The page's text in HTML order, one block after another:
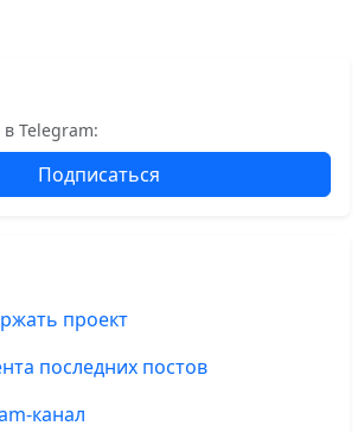
Telegram:
Подписаться
проект
последних постов
канал